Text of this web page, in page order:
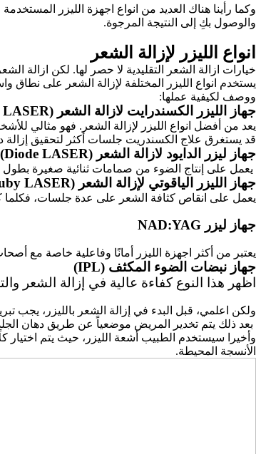
وكما رأينا هناك العديد من انواع اجهزة الليزر
والوصول بكِ إلى النتيجة المرجوة.
انواع الليزر لإزالة الشعر
خيارات ازالة الشعر التقليدية لا حصر لها. لكن ازالة
يستخدم انواع الليزر المختلفة لإزالة الشعر على
ووصف لكيفية عملها:
جهاز الليزر الكسندرايت لازالة الشعر (Alexandrite LASER)
يعد من أفضل انواع الليزر لإزالة الشعر. فهو مثالي
قد يستغرق علاج الكسندريت جلسات أكثر لتحقيق إزالة
جهاز ليزر الدايود لازالة الشعر (Diode LASER)
يعمل على إنتاج الضوء من صمامات ثنائية صغيرة بطول
جهاز الليزر الياقوتي لإزالة الشعر (Ruby LASER)
يعمل على انقاص كثافة الشعر على عدة جلسات، فكلما كان
جهاز ليزر NAD:YAG
يعتبر من أكثر اجهزة الليزر أمانًا وفاعلية خاصة مع
جهاز نبضات الضوء المكثف (IPL)
اظهر هذا النوع كفاءة عالية في إزالة الشعر
ولكن اعلمي، قبل البدء في إزالة الشعر بالليزر، يجب
بعد ذلك يتم تخدير المريض موضعياً عن طريق دهان
وأخيرا سيستخدم الطبيب أشعة الليزر، حيث يتم
الأنسجة المحيطة.